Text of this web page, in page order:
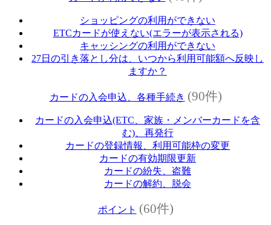
ショッピングの利用ができない
ETCカードが使えない(エラーが表示される)
キャッシングの利用ができない
27日の引き落とし分は、いつから利用可能額へ反映し
ますか？
カードの入会申込、各種手続き (90件)
カードの入会申込(ETC、家族・メンバーカードを含
む)、再発行
カードの登録情報、利用可能枠の変更
カードの有効期限更新
カードの紛失、盗難
カードの解約、脱会
ポイント (60件)